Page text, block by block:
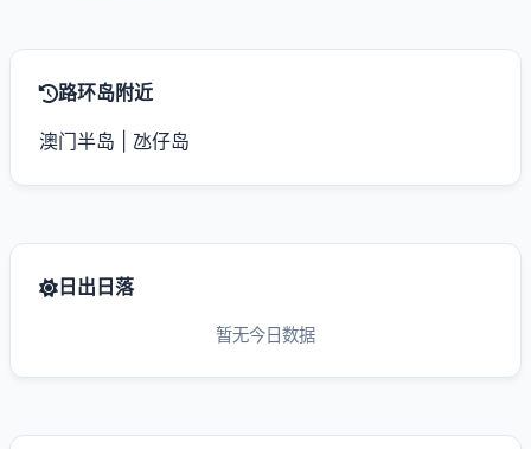
路环岛附近
澳门半岛 氹仔岛
日出日落
暂无今日数据